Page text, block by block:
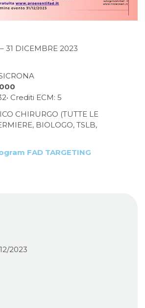
31 DICEMBRE 2023
Crediti ECM: 5
CHIRURGO (TUTTE LE
BIOLOGO, TSLB,
FAD TARGETING
2023